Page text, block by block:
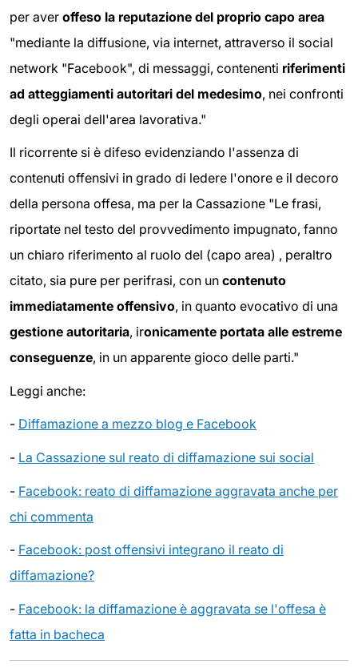
per aver offeso la reputazione del proprio capo area
"mediante la diffusione, via internet, attraverso il social
network "Facebook", di messaggi, contenenti riferimenti
ad atteggiamenti autoritari del medesimo, nei confronti
degli operai dell'area lavorativa."
Il ricorrente si è difeso evidenziando l'assenza di
contenuti offensivi in grado di ledere l'onore e il decoro
della persona offesa, ma per la Cassazione "Le frasi,
riportate nel testo del provvedimento impugnato, fanno
un chiaro riferimento al ruolo del (capo area) , peraltro
citato, sia pure per perifrasi, con un contenuto
immediatamente offensivo, in quanto evocativo di una
gestione autoritaria, ironicamente portata alle estreme
conseguenze, in un apparente gioco delle parti."
Leggi anche:
- Diffamazione a mezzo blog e Facebook
- La Cassazione sul reato di diffamazione sui social
- Facebook: reato di diffamazione aggravata anche per
chi commenta
- Facebook: post offensivi integrano il reato di
diffamazione?
- Facebook: la diffamazione è aggravata se l'offesa è
fatta in bacheca